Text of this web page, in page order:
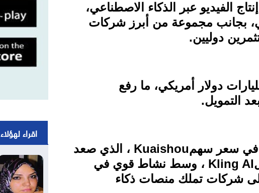
الفيديو عبر الذكاء الاصطناعي،
بجانب مجموعة من أبرز شركات
دوليين.
قيمة الجولة الأخيرة نحو 3 مليارات دولار أمريكي، ما رفع
.
في سعر سهمKuaishou ، الذي صعد
Kling AI ، وسط نشاط قوي في
شركات تملك منصات ذكاء
اقراء لهؤلاء